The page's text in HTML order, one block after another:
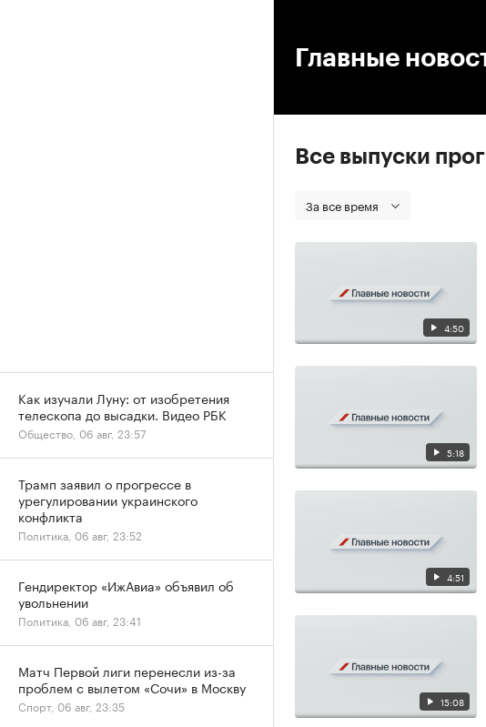
Главные
Все выпуски
За все время
4:50
5:18
4:51
15:08
Как изучали Луну: от изобретения
телескопа до высадки. Видео РБК
Общество, 06 авг, 23:57
Трамп заявил о прогрессе в
урегулировании украинского
конфликта
Политика, 06 авг, 23:52
Гендиректор «ИжАвиа» объявил об
увольнении
Политика, 06 авг, 23:41
Матч Первой лиги перенесли из-за
проблем с вылетом «Сочи» в Москву
Спорт, 06 авг, 23:35